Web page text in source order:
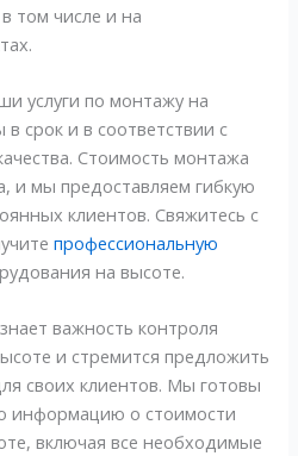
том числе и на
услуги по монтажу на
срок и в соответствии с
Стоимость монтажа
и мы предоставляем гибкую
клиентов. Свяжитесь с
профессиональную
на высоте.
важность контроля
и стремится предложить
своих клиентов. Мы готовы
информацию о стоимости
включая все необходимые